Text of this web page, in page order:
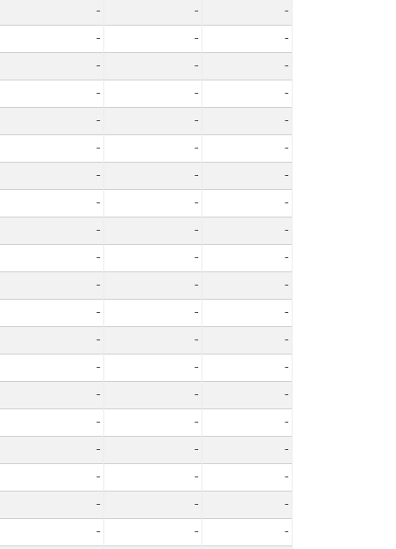
- -
-
- -
-
- -
-
- -
-
- -
-
- -
-
- -
-
- -
-
- -
-
- -
-
- -
-
- -
-
- -
-
- -
-
- -
-
- -
-
- -
-
- -
-
- -
-
- - -